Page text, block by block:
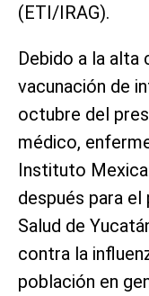
(ETI/IRAG).
Debido a la alta
vacunación de
octubre del
médico,
Instituto
después para
Salud de
contra la
población en